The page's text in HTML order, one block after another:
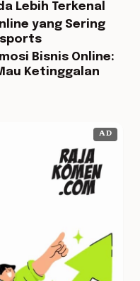
Lebih Terkenal
yang Sering
Bisnis Online:
Ketinggalan
AD